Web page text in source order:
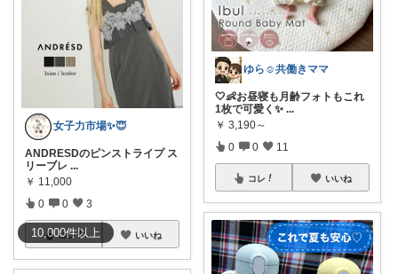
10,000件以上
女子力市場✨😇
ANDRESDのピンストライプ ス
リーブレ ...
￥ 11,000
0 0 3
コレ いいね
ゆら☺️共働きママ
🤍👶お昼寝も月齢フォトもこれ
1枚で可愛く✨ ...
￥ 3,190～
0 0 11
コレ いいね